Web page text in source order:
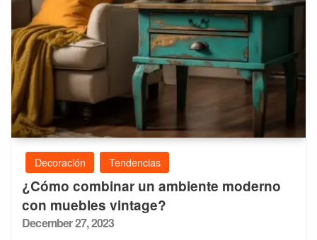
Decoración Tendencias
¿Cómo combinar un ambiente moderno
con muebles vintage?
Posted
December 27, 2023